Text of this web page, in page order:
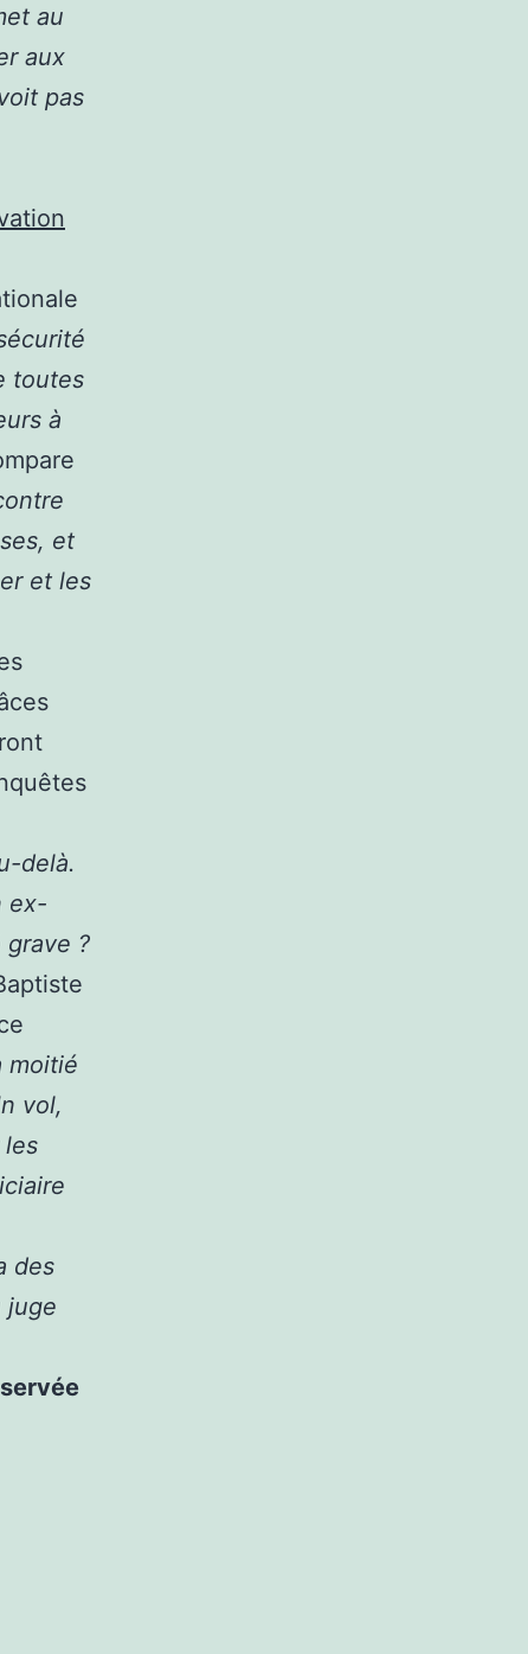
au
aux
pas
toutes
à
et
et les
delà.
ex-
grave ?
moitié
vol,
les
des
juge